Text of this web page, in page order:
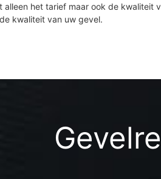
alleen het tarief maar ook de kwaliteit
kwaliteit van uw gevel.